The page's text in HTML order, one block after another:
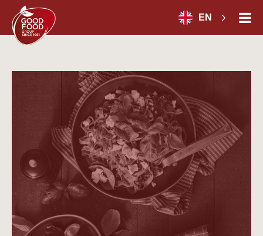
EN